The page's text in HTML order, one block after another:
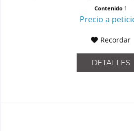
Contenido 1
Precio a
Recordar
DETALLES